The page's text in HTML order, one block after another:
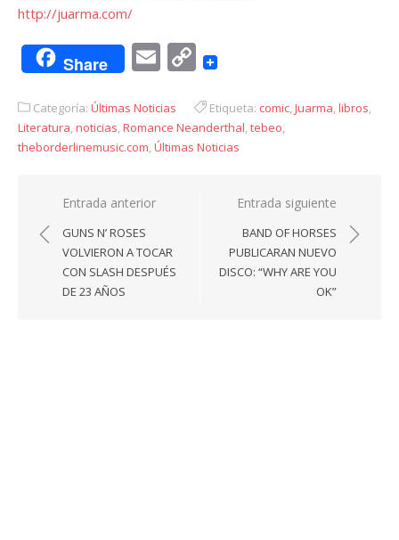
http://juarma.com/
Share EmailCopy
Categoría: Últimas Noticias Etiqueta: comic,Juarma,libros,
Literatura,noticias,Romance Neanderthal,tebeo,
theborderlinemusic.com,Últimas Noticias
Navegación
de
entradas
Entrada anterior
GUNS N’ ROSES
VOLVIERON A TOCAR
CON SLASH DESPUÉS
DE 23 AÑOS
Entrada siguiente
BAND OF HORSES
PUBLICARAN NUEVO
DISCO: “WHY ARE YOU
OK”